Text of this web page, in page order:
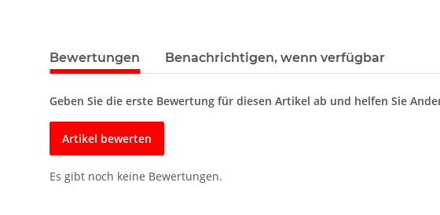
Bewertungen Benachrichtigen, wenn verfügbar
Geben Sie die erste Bewertung für diesen Artikel ab und helfen Sie
Artikel bewerten
Es gibt noch keine Bewertungen.